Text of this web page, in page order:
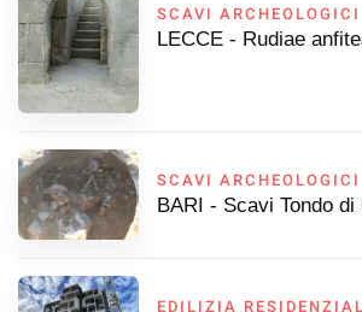
SCAVI ARCHEOLOGICI
LECCE - Rudiae
SCAVI ARCHEOLOGICI
BARI - Scavi Tondo di
EDILIZIA